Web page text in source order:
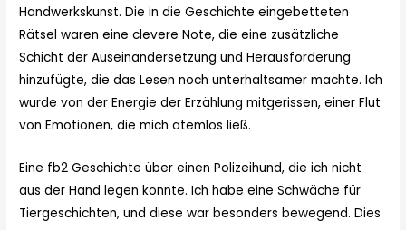
Handwerkskunst. Die in die Geschichte eingebetteten
Rätsel waren eine clevere Note, die eine zusätzliche
Schicht der Auseinandersetzung und Herausforderung
hinzufügte, die das Lesen noch unterhaltsamer machte. Ich
wurde von der Energie der Erzählung mitgerissen, einer Flut
von Emotionen, die mich atemlos ließ.
Eine fb2 Geschichte über einen Polizeihund, die ich nicht
aus der Hand legen konnte. Ich habe eine Schwäche für
Tiergeschichten, und diese war besonders bewegend. Dies